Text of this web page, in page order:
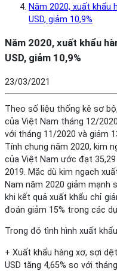
Năm 2020, xuất khẩu
USD, giảm 10,9%
Năm 2020, xuất khẩu
USD, giảm 10,9%
23/03/2021
Theo số liệu thống kê sơ
của Việt Nam tháng 12/
với tháng 11/2020 và giảm
Tính chung năm 2020, kim
của Việt Nam ước đạt 35,29
2019. Mặc dù kim ngạch
Nam năm 2020 giảm mạnh
khi kết quả xuất khẩu chỉ
đoán giảm 15% trong các
Trong đó tình hình xuất
+ Xuất khẩu hàng xơ, sợi
USD tăng 4,65% so với